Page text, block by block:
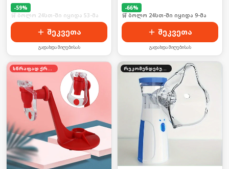
-59%
🛒 ბოლო 24სთ-ში იყიდა 53-მა
შეკვეთა
გადახდა მიღებისას
-66%
🛒 ბოლო 24სთ-ში იყიდა 9-მა
შეკვეთა
გადახდა მიღებისას
სწრაფად ქრება რეკომენდებული